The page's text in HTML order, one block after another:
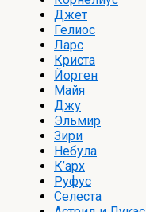
Джет
Гелиос
Ларс
Криста
Йорген
Майя
Джу
Эльмир
Зири
Небула
К’арх
Руфус
Селеста